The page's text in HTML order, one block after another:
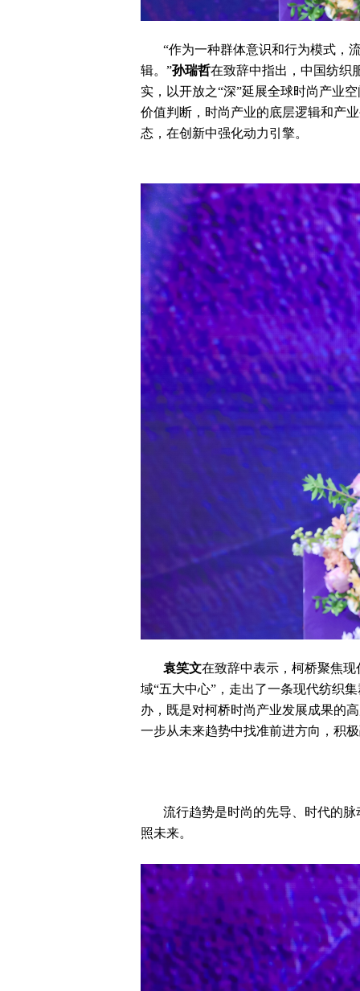
“作为一种群体意识和行为模式，
辑。”孙瑞哲在致辞中指出，中国纺织
实，以开放之“深”延展全球时尚产业
价值判断，时尚产业的底层逻辑和产
态，在创新中强化动力引擎。
袁笑文在致辞中表示，柯桥聚焦
域“五大中心”，走出了一条现代纺织
办，既是对柯桥时尚产业发展成果的
一步从未来趋势中找准前进方向，积
流行趋势是时尚的先导、时代的
照未来。